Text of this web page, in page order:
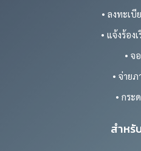
• ลงทะเ
• แจ้งร้อง
• จ
• จ่าย
• กระ
สำหรั